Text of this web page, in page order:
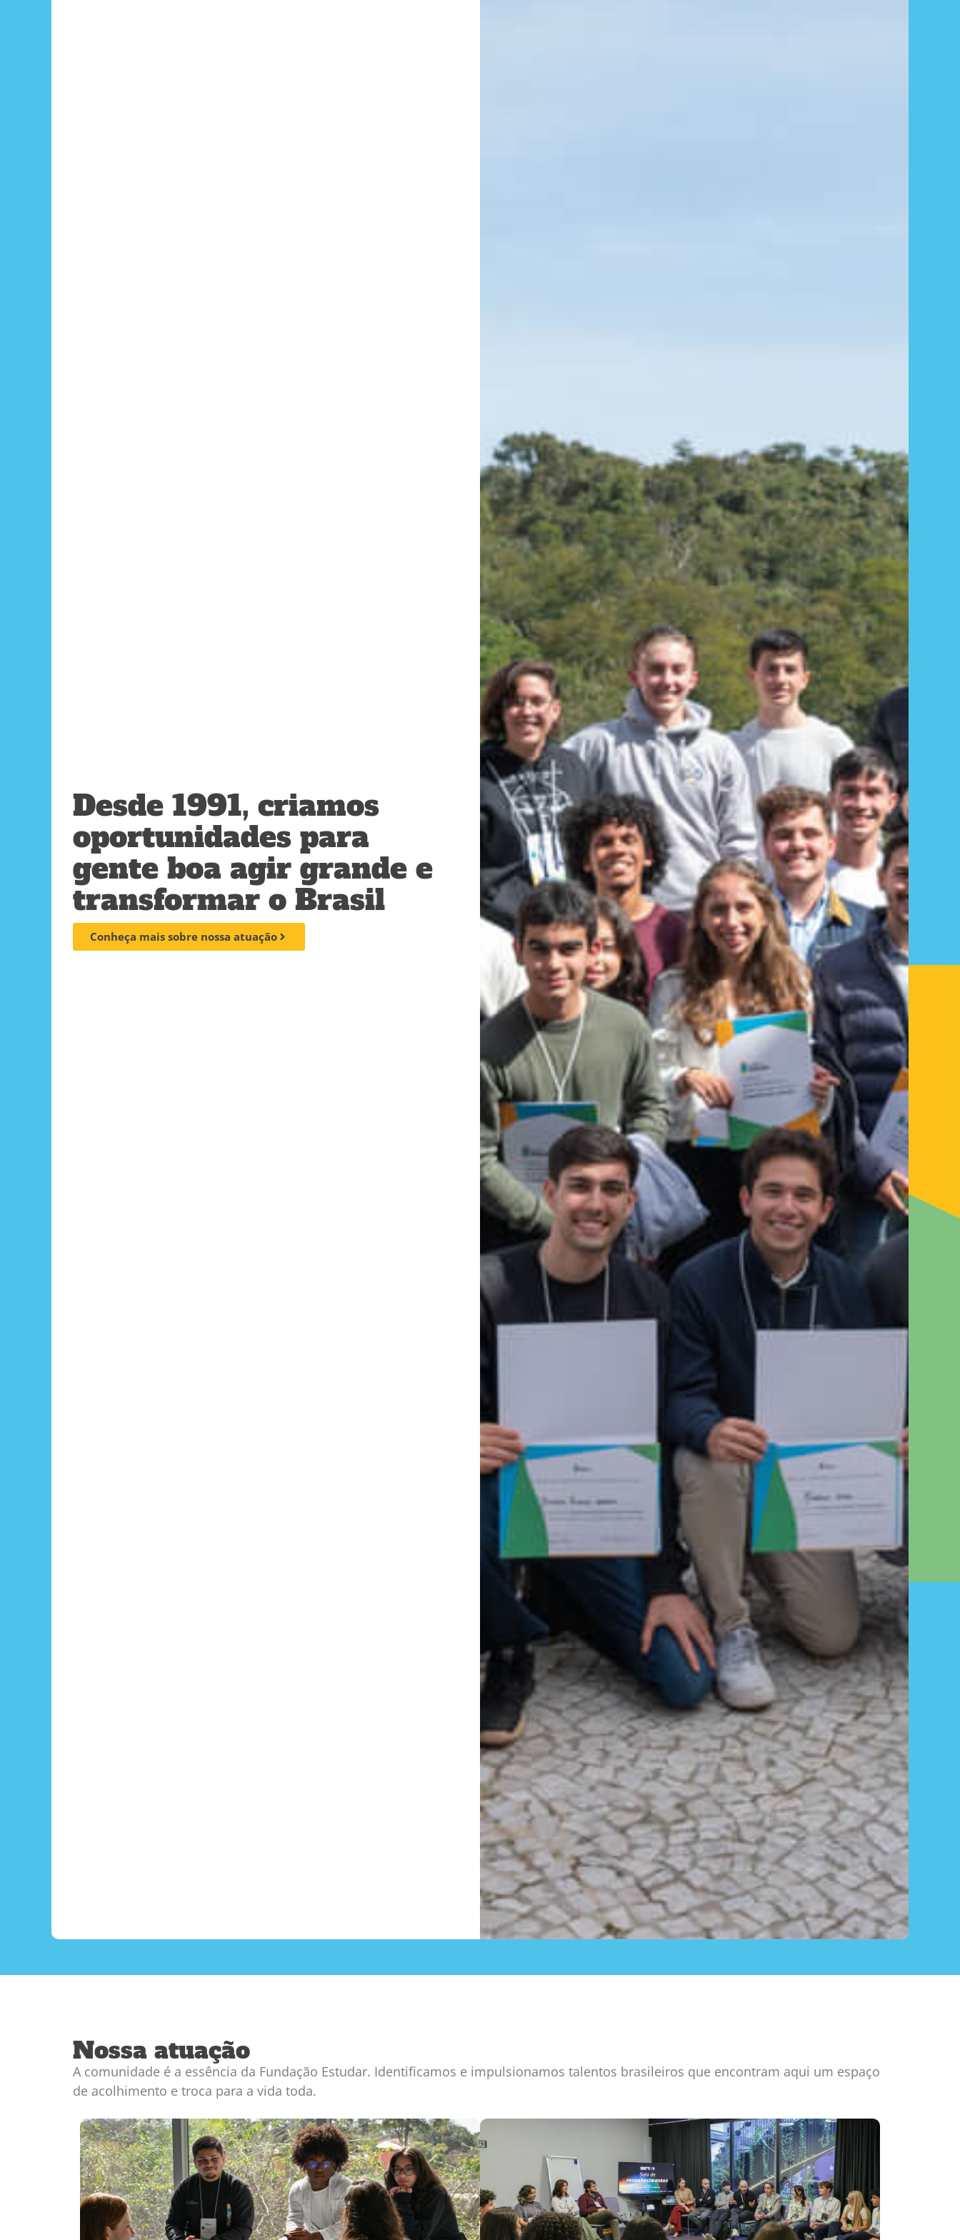
Desde 1991, criamos
oportunidades para
gente boa agir grande e
transformar o Brasil
Conheça mais sobre nossa atuação
Nossa atuação
A comunidade é a essência da Fundação Estudar. Identificamos e impulsionamos talentos brasileiros que encontram aqui um espaço
de acolhimento e troca para a vida toda.